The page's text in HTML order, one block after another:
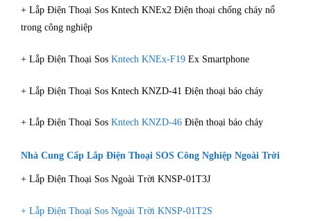
+ Lắp Điện Thoại Sos Kntech KNEx2 Điện thoại chống cháy nổ
trong công nghiệp
+ Lắp Điện Thoại Sos Kntech KNEx-F19 Ex Smartphone
+ Lắp Điện Thoại Sos Kntech KNZD-41 Điện thoại báo cháy
+ Lắp Điện Thoại Sos Kntech KNZD-46 Điện thoại báo cháy
Nhà Cung Cấp Lắp Điện Thoại SOS Công Nghiệp Ngoài Trời
+ Lắp Điện Thoại Sos Ngoài Trời KNSP-01T3J
+ Lắp Điện Thoại Sos Ngoài Trời KNSP-01T2S